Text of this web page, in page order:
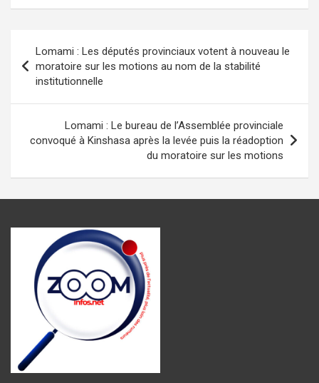
ce
o
o
k
at
s
A
p
p
se
n
g
ail e
a
ta
er
de
l’article
Lomami : Les députés provinciaux votent à nouveau le
moratoire sur les motions au nom de la stabilité
institutionnelle
Lomami : Le bureau de l’Assemblée provinciale
convoqué à Kinshasa après la levée puis la réadoption
du moratoire sur les motions